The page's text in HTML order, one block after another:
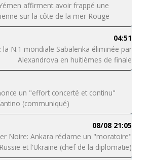
affirment avoir frappé une
sur la côte de la mer Rouge
04:51
la N.1 mondiale Sabalenka éliminée par
Alexandrova en huitièmes de finale
un "effort concerté et continu"
(communiqué)
08/08 21:05
Noire: Ankara réclame un "moratoire"
et l'Ukraine (chef de la diplomatie)